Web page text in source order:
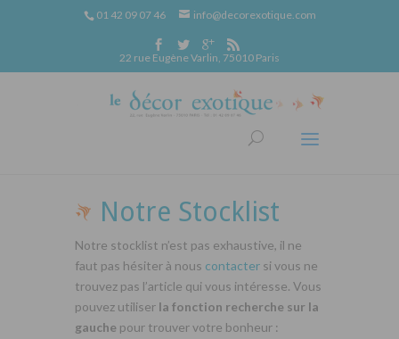
01 42 09 07 46 info@decorexotique.com
22 rue Eugène Varlin, 75010 Paris
Notre Stocklist
Notre stocklist n’est pas exhaustive, il ne
faut pas hésiter à nous contacter si vous ne
trouvez pas l’article qui vous intéresse. Vous
pouvez utiliser la fonction recherche sur la
gauche pour trouver votre bonheur :